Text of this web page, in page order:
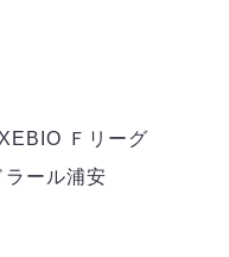
Ｆリーグ
ール浦安